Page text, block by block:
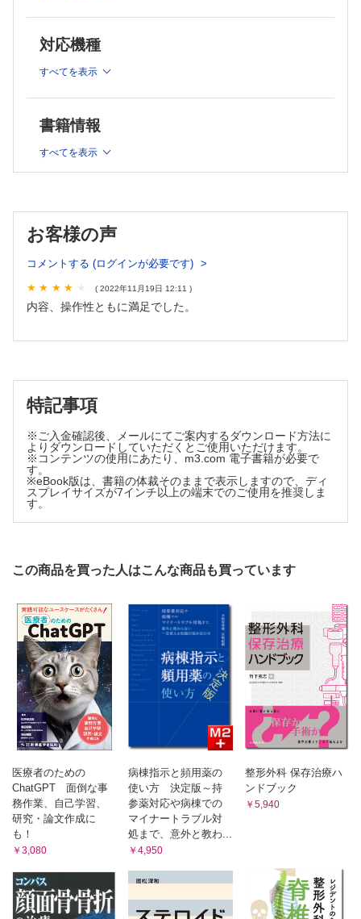
②CTとMRI 菊池恭太
4．下肢救済の生理機能検査
①下肢血流の機能的検査 長﨑和仁
②下肢救済の画像検査 長﨑和仁 大沢秀吉
1．痺れ
①下肢の痺れ 菊池 守
5．爪の異常 久道勝也
7．紫 斑 久道勝也
8．圧痛を伴う下肢の結節 （結節性紅斑とその他の鑑別疾
患） 久道勝也
10．臭い，多汗 久道勝也
13．色調不良 長﨑和仁
14．むくみ 菊池 守
15．こむら返り（足が攣る） 菊池 守
Ｂ 慢性創傷のある患者への対応
1．足部の潰瘍の基本的な診断 菊池 守
2．下腿潰瘍の鑑別 久道勝也
3．ガス壊疽と虚血性壊疽 長﨑和仁
1．扁平足障害
②小児の扁平足 岩瀬 大
2．前足部の疾患
①外反母趾 菊池恭太
②強剛母趾と制限母趾 菊池恭太
③マレットトウ（槌趾），ハンマートウ，クロウトウ（鉤爪
趾） 菊池恭太
④内反小趾 菊池恭太
⑤種子骨障害 菊池恭太
⑥モートン病 菊池恭太
⑦リウマチ足 菊池恭太
3．後足部の疾患
①足底腱膜炎 菊池恭太
②外脛骨障害 菊池 守
③アキレス腱症 菊池恭太
④足根管症候群 菊池恭太
⑤後脛骨筋腱機能不全 菊池恭太
⑥足根洞症候群 菊池恭太
⑦足根骨癒合症 菊池恭太
対応機種
すべてを表示
書籍情報
すべてを表示
お客様の声
コメントする (ログインが必要です)
( 2022年11月19日 12:11 )
内容、操作性ともに満足でした。
特記事項
※ご入金確認後、メールにてご案内するダウンロード方法に
よりダウンロードしていただくとご使用いただけます。
※コンテンツの使用にあたり、m3.com 電子書籍が必要で
す。
※eBook版は、書籍の体裁そのままで表示しますので、ディ
スプレイサイズが7インチ以上の端末でのご使用を推奨しま
す。
この商品を買った人はこんな商品も買っています
医療者のための
ChatGPT 面倒な事
務作業、自己学習、
研究・論文作成に
も！
￥3,080
病棟指示と頻用薬の
使い方 決定版～持
参薬対応や病棟での
マイナートラブル対
処まで、意外と教わ...
￥4,950
整形外科 保存治療ハ
ンドブック
￥5,940